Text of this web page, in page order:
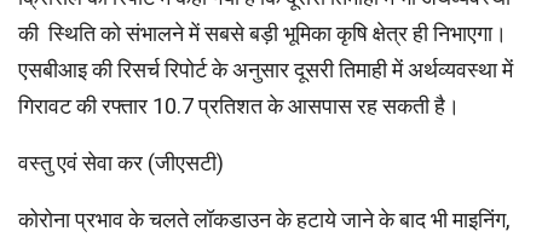
की स्थिति को संभालने में सबसे बड़ी भूमिका कृषि क्षेत्र ही निभाएगा।
एसबीआइ की रिसर्च रिपोर्ट के अनुसार दूसरी तिमाही में अर्थव्यवस्था में
गिरावट की रफ्तार 10.7 प्रतिशत के आसपास रह सकती है।
वस्तु एवं सेवा कर (जीएसटी)
कोरोना प्रभाव के चलते लॉकडाउन के हटाये जाने के बाद भी माइनिंग,